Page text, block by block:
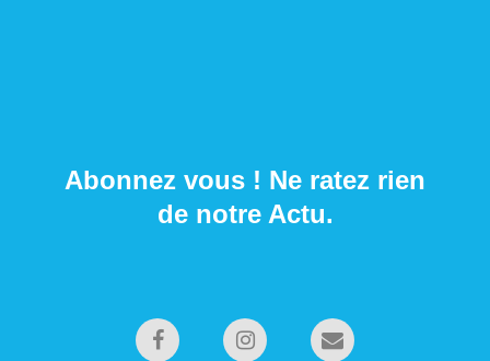
Abonnez vous ! Ne ratez rien
de notre Actu.